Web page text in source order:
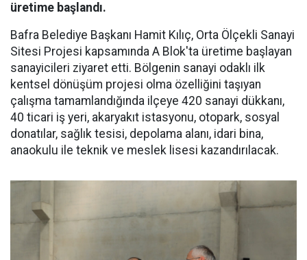
üretime başlandı.
Bafra Belediye Başkanı Hamit Kılıç, Orta Ölçekli Sanayi
Sitesi Projesi kapsamında A Blok'ta üretime başlayan
sanayicileri ziyaret etti. Bölgenin sanayi odaklı ilk
kentsel dönüşüm projesi olma özelliğini taşıyan
çalışma tamamlandığında ilçeye 420 sanayi dükkanı,
40 ticari iş yeri, akaryakıt istasyonu, otopark, sosyal
donatılar, sağlık tesisi, depolama alanı, idari bina,
anaokulu ile teknik ve meslek lisesi kazandırılacak.